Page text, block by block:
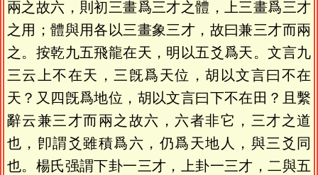
兩之故六，則初三畫爲三才之體，上三畫爲三才
之用；體與用各以三畫象三才，故曰兼三才而兩
之。按乾九五飛龍在天，明以五爻爲天。文言九
三云上不在天，三旣爲天位，胡以文言曰不在
天？又四旣爲地位，胡以文言曰下不在田？且繫
辭云兼三才而兩之故六，六者非它，三才之道
也，卽謂爻雖積爲六，仍爲天地人，與三爻同
也。楊氏强謂下卦一三才，上卦一三才，二與五